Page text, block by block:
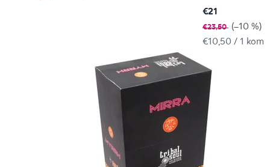
€21
€23,50
(–10 %)
Izračunaj
€10,50 / 1 kom